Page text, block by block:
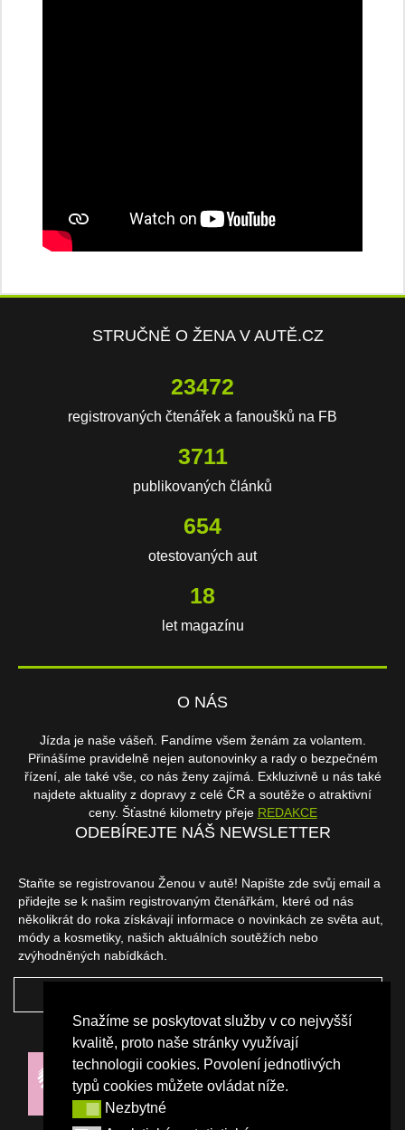
Snažíme se poskytovat služby v co nejvyšší
kvalitě, proto naše stránky využívají
technologii cookies. Povolení jednotlivých
typů cookies můžete ovládat níže.
NezbytnéNezbytné
STRUČNĚ O ŽENA V AUTĚ.CZ
23472
registrovaných čtenářek a fanoušků na FB
3711
publikovaných článků
654
otestovaných aut
18
let magazínu
O NÁS
Jízda je naše vášeň. Fandíme všem ženám za volantem.
Přinášíme pravidelně nejen autonovinky a rady o bezpečném
řízení, ale také vše, co nás ženy zajímá. Exkluzivně u nás také
najdete aktuality z dopravy z celé ČR a soutěže o atraktivní
ceny. Šťastné kilometry přeje REDAKCE
ODEBÍREJTE NÁŠ NEWSLETTER
Staňte se registrovanou Ženou v autě! Napište zde svůj email a
přidejte se k našim registrovaným čtenářkám, které od nás
několikrát do roka získávají informace o novinkách ze světa aut,
módy a kosmetiky, našich aktuálních soutěžích nebo
zvýhodněných nabídkách.
NAŠI PARTNEŘI